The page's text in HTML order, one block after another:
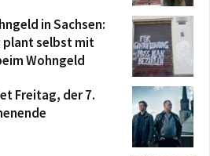
in Sachsen:
plant selbst mit
Wohngeld
Freitag, der 7.